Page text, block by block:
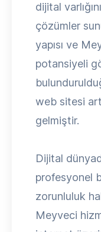
dijital
çözümler
yapısı ve
potansiyeli
web sitesi
gelmiştir.
Dijital
profesyonel
zorunluluk
Meyveci